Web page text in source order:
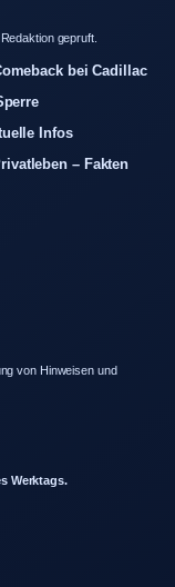
gepruft.
bei Cadillac
Infos
– Fakten
von Hinweisen und
Werktags.